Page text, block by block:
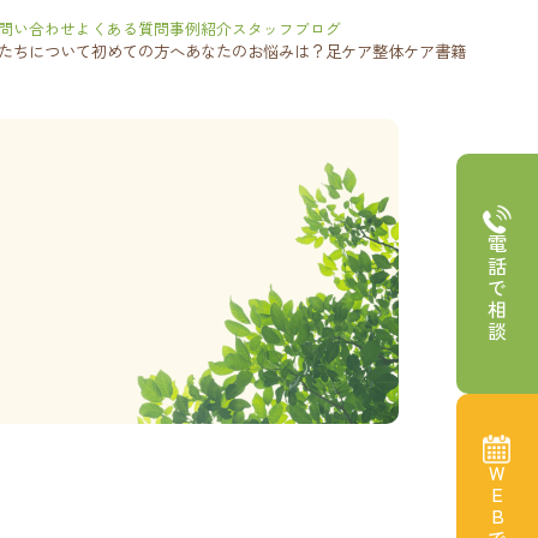
い合わせよくある質問事例紹介スタッフブログ
ちについて初めての方へあなたのお悩みは？ 足ケア整体ケア書籍
電話で相談